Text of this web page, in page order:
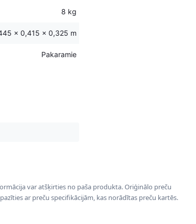
8 kg
× 0,415 × 0,325 m
Pakaramie
var atšķirties no paša produkta. Oriģinālo preču
ar preču specifikācijām, kas norādītas preču kartēs.